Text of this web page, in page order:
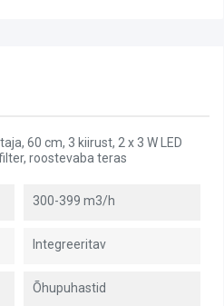
60 cm, 3 kiirust, 2 x 3 W LED
roostevaba teras
300-399 m3/h
Integreeritav
Õhupuhastid